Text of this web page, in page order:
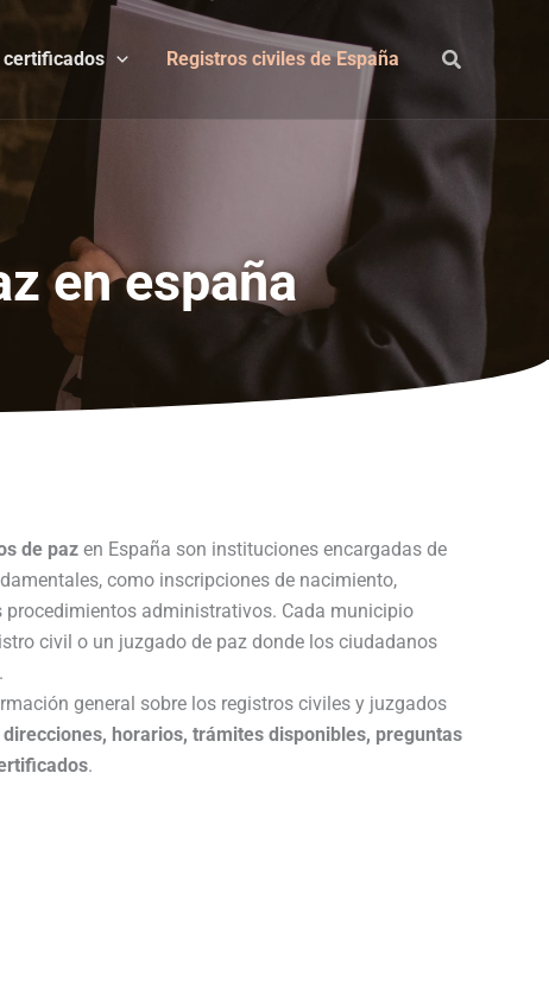
certificados Registros civiles de España
en españa
de paz en España son instituciones encargadas de
como inscripciones de nacimiento,
administrativos. Cada municipio
civil o un juzgado de paz donde los ciudadanos
general sobre los registros civiles y juzgados
direcciones, horarios, trámites disponibles, preguntas
.